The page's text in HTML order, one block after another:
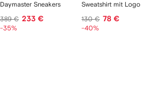
Daymaster Sneakers
389 € 233 €
-35%
Sweatshirt mit Logo
130 € 78 €
-40%